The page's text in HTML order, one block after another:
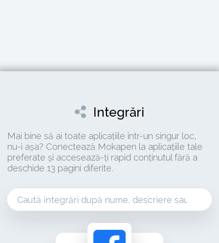
Integrări
Mai bine să ai toate aplicațiile într-un singur loc,
nu-i așa? Conectează Mokapen la aplicațiile tale
preferate și accesează-ți rapid conținutul fără a
deschide 13 pagini diferite.
facebook ads conectează-ți facebook ads
advertising